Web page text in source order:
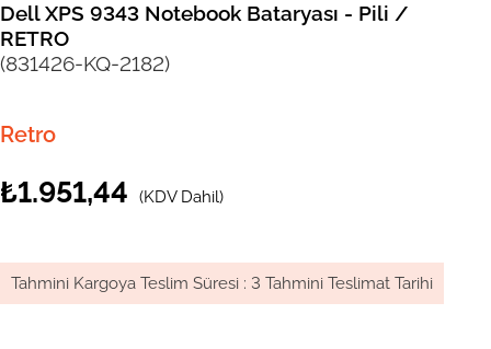
Dell XPS 9343 Notebook Bataryası - Pili /
RETRO
(831426-KQ-2182)
Retro
₺1.951,44 (KDV Dahil)
Tahmini Kargoya Teslim Süresi : 3 Tahmini Teslimat Tarihi